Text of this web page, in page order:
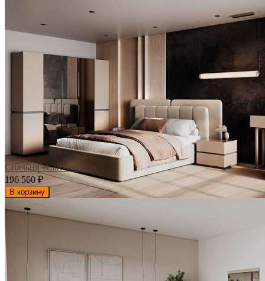
Спальня «Санторини»
196 560 ₽
В корзину